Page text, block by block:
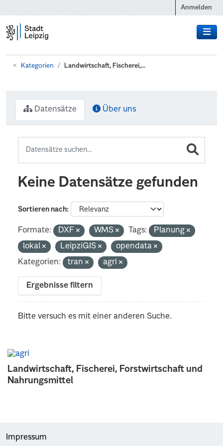
Anmelden
Kategorien Landwirtschaft, Fischerei,...
Landwirtschaft, Fischerei, Forstwirtschaft und
Nahrungsmittel
Datensätze Über uns
Keine Datensätze gefunden
Sortieren nach
Formate: DXF WMS Tags:
Planung
lokal
LeipziGIS
opendata
Kategorien:
tran agri
Ergebnisse filtern
Bitte versuch es mit einer anderen Suche.
Impressum